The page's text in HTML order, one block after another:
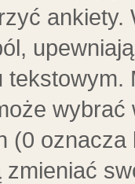
ankiety.
(0